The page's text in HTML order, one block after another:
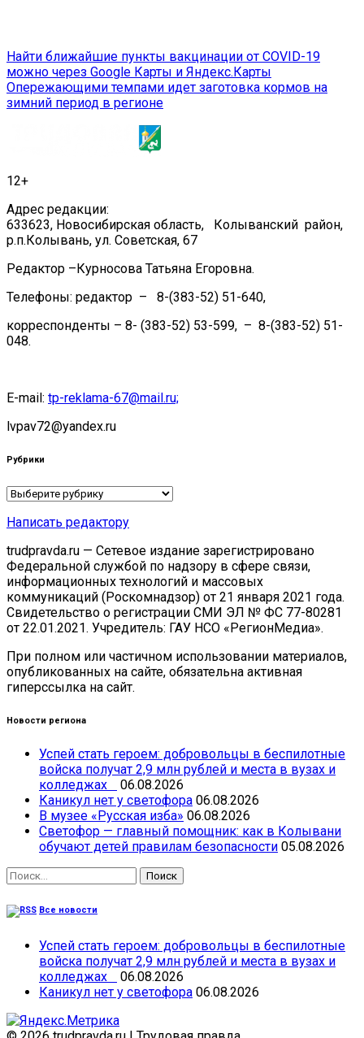
Навигация
по
записям
Найти ближайшие пункты вакцинации от COVID-19
можно через Google Карты и Яндекс.Карты
Опережающими темпами идет заготовка кормов на
зимний период в регионе
12+
Адрес редакции:
633623, Новосибирская область, Колыванский район,
р.п.Колывань, ул. Советская, 67
Редактор –Курносова Татьяна Егоровна.
Телефоны: редактор – 8-(383-52) 51-640,
корреспонденты – 8- (383-52) 53-599, – 8-(383-52) 51-
048.
E-mail: tp-reklama-67@mail.ru;
lvpav72@yandex.ru
Рубрики
Рубрики
Написать редактору
trudpravda.ru — Сетевое издание зарегистрировано
Федеральной службой по надзору в сфере связи,
информационных технологий и массовых
коммуникаций (Роскомнадзор) от 21 января 2021 года.
Свидетельство о регистрации СМИ ЭЛ № ФС 77-80281
от 22.01.2021. Учредитель: ГАУ НСО «РегионМедиа».
При полном или частичном использовании материалов,
опубликованных на сайте, обязательна активная
гиперссылка на сайт.
Новости региона
Успей стать героем: добровольцы в беспилотные
войска получат 2,9 млн рублей и места в вузах и
колледжах
06.08.2026
Каникул нет у светофора 06.08.2026
В музее «Русская изба» 06.08.2026
Светофор — главный помощник: как в Колывани
обучают детей правилам безопасности 05.08.2026
Найти:
Все новости
Успей стать героем: добровольцы в беспилотные
войска получат 2,9 млн рублей и места в вузах и
колледжах
06.08.2026
Каникул нет у светофора 06.08.2026